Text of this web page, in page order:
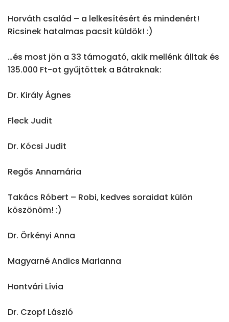
Horváth család – a lelkesítésért és mindenért!
Ricsinek hatalmas pacsit küldök! :)
…és most jön a 33 támogató, akik mellénk álltak és
135.000 Ft-ot gyűjtöttek a Bátraknak:
Dr. Király Ágnes
Fleck Judit
Dr. Kócsi Judit
Regős Annamária
Takács Róbert – Robi, kedves soraidat külön
köszönöm! :)
Dr. Örkényi Anna
Magyarné Andics Marianna
Hontvári Lívia
Dr. Czopf László